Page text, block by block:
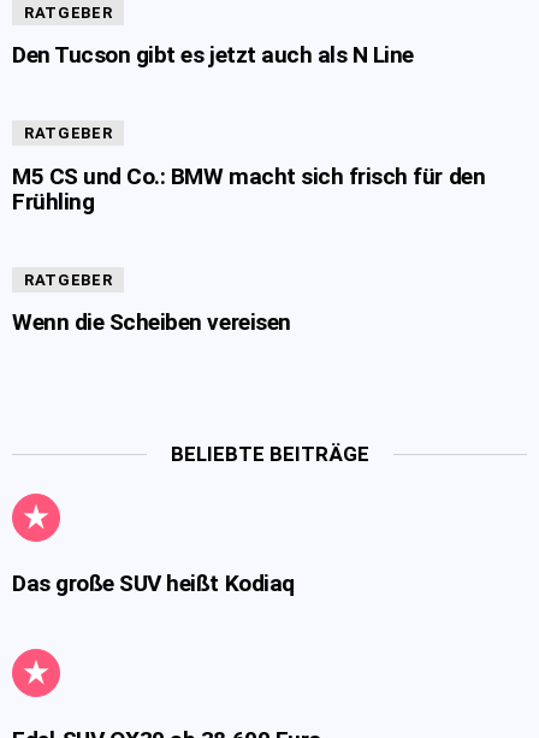
RATGEBER
Den Tucson gibt es jetzt auch als N Line
RATGEBER
M5 CS und Co.: BMW macht sich frisch für den
Frühling
RATGEBER
Wenn die Scheiben vereisen
BELIEBTE BEITRÄGE
Das große SUV heißt Kodiaq